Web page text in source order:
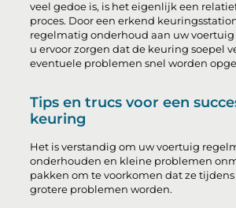
veel gedoe is, is het eigenlijk een
proces. Door een erkend
regelmatig onderhoud aan uw
u ervoor zorgen dat de keuring soepel
eventuele problemen snel worden
Tips en trucs voor een
keuring
Het is verstandig om uw voertuig
onderhouden en kleine problemen
pakken om te voorkomen dat ze
grotere problemen worden.